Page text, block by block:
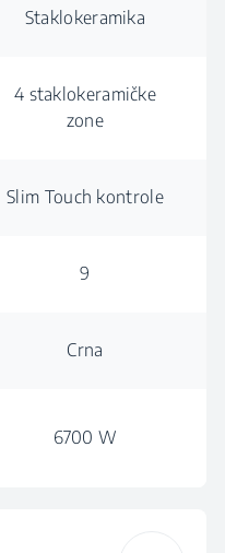
Staklokeramika
4 staklokeramičke
zone
Slim Touch kontrole
9
Crna
6700 W